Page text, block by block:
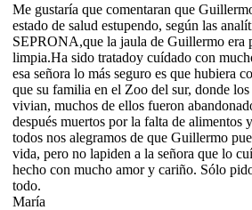
Me gustaría que comentaran que
estado de salud estupendo, según las
SEPRONA,que la jaula de Guillermo era
limpia.Ha sido tratadoy cuídado con
esa señora lo más seguro es que hubiera
que su familia en el Zoo del sur, donde
vivian, muchos de ellos fueron
después muertos por la falta de alimentos
todos nos alegramos de que Guillermo
vida, pero no lapiden a la señora que lo
hecho con mucho amor y cariño. Sólo
todo.
María